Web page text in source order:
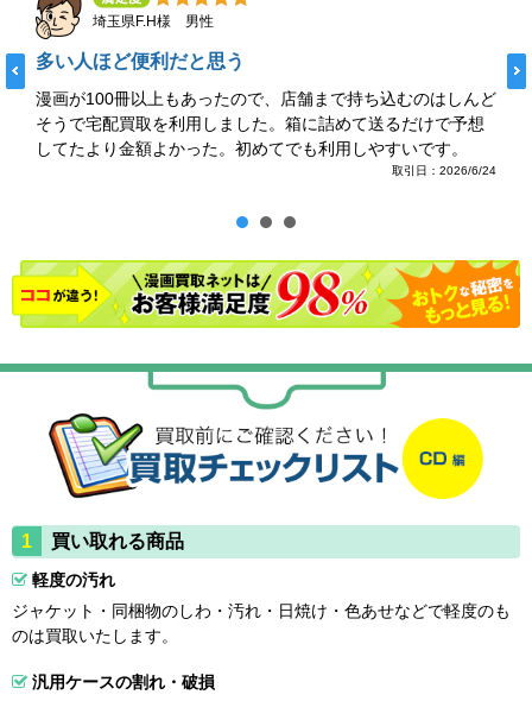
埼玉県F.H様 男性
多い人ほど便利だと思う
漫画が100冊以上もあったので、店舗まで持ち込むのはしんど
そうで宅配買取を利用しました。箱に詰めて送るだけで予想
してたより金額よかった。初めてでも利用しやすいです。
取引日：2026/6/24
買い取れる商品
軽度の汚れ
ジャケット・同梱物のしわ・汚れ・日焼け・色あせなどで軽度のも
のは買取いたします。
汎用ケースの割れ・破損